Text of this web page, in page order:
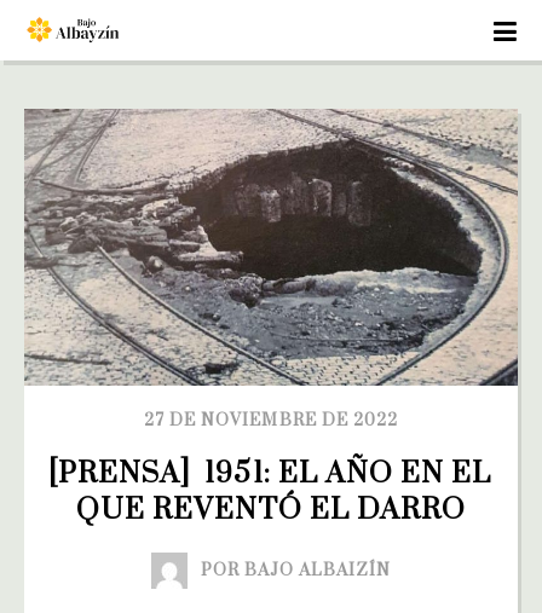
27 DE NOVIEMBRE DE 2022
[PRENSA]  1951: EL AÑO EN EL
QUE REVENTÓ EL DARRO
POR BAJO ALBAIZÍN